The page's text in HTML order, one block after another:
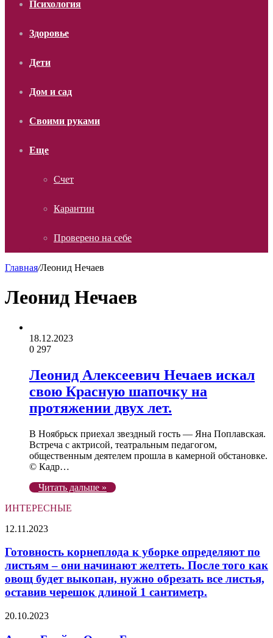
Психология
Здоровье
Дети
Дом и сад
Своими руками
Еще
Счет
Карантин
Проверено на себе
Главная/Леонид Нечаев
Леонид Нечаев
18.12.2023
0 297
Леонид Алексеевич Нечаев искал
свою Красную шапочку на
протяжении двух лет.
В Ноябрьск приехал звездный гость — Яна Поплавская.
Встреча с актрисой, театральным педагогом,
общественным деятелем прошла в камерной обстановке.
© Кадр…
Читать дальше »
ИНТЕРЕСНЫЕ
Готовность
к
определяют
по
листьям
они
12.11.2023
Готовность корнеплода к уборке определяют по
листьям – они начинают желтеть. После того как
овощ будет выкопан, нужно обрезать все листья,
оставив черешок длиной 1 сантиметр.
Актер
20.10.2023